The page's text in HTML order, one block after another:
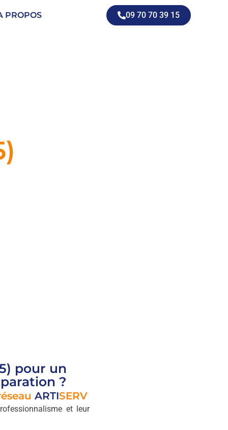
PROPOS 09 70 70 39 15
pour un
?
ARTISERV
et leur